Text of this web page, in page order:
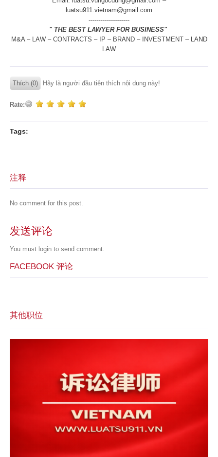
luatsu911.vietnam@gmail.com
---------------------
" THE BEST LAWYER FOR BUSINESS"
M&A – LAW – CONTRACTS – IP – BRAND – INVESTMENT – LAND
LAW
Thích (0) Hãy là người đầu tiên thích nội dung này!
Rate:
Tags:
注释
No comment for this post.
发送评论
You must login to send comment.
FACEBOOK 评论
其他职位